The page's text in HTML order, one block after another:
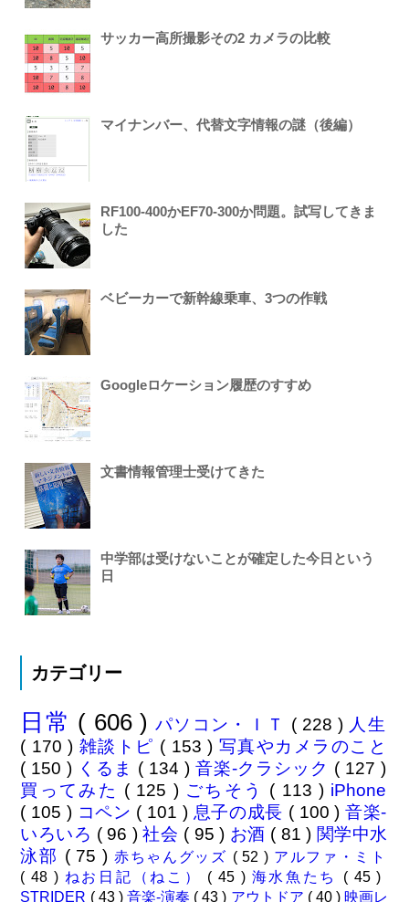
サッカー高所撮影その2 カメラの比較
マイナンバー、代替文字情報の謎（後編）
RF100-400かEF70-300か問題。試写してきま
した
ベビーカーで新幹線乗車、3つの作戦
Googleロケーション履歴のすすめ
文書情報管理士受けてきた
中学部は受けないことが確定した今日という
日
カテゴリー
日常 ( 606 )パソコン・ＩＴ ( 228 ) 人生
( 170 ) 雑談トピ ( 153 ) 写真やカメラのこと
( 150 ) くるま ( 134 ) 音楽-クラシック ( 127 )
買ってみた ( 125 ) ごちそう ( 113 ) iPhone
( 105 ) コペン ( 101 ) 息子の成長 ( 100 )音楽-
いろいろ ( 96 )社会 ( 95 ) お酒 ( 81 ) 関学中水
泳部 ( 75 ) 赤ちゃんグッズ ( 52 ) アルファ・ミト
( 48 ) ねお日記（ねこ） ( 45 ) 海水魚たち ( 45 )
STRIDER ( 43 ) 音楽-演奏 ( 43 ) アウトドア ( 40 ) 映画レ